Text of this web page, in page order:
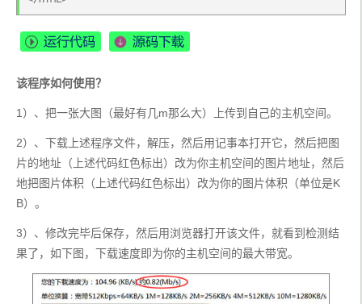
该程序如何使用？
1）、把一张大图（最好有几m那么大）上传到自己的主机空间。
2）、下载上述程序文件，解压，然后用记事本打开它，然后把图
片的地址（上述代码红色标出）改为你主机空间的图片地址，然后
地把图片体积（上述代码红色标出）改为你的图片体积（单位是K
B）。
3）、修改完毕后保存，然后用浏览器打开该文件，就看到检测结
果了，如下图，下载速度即为你的主机空间的最大带宽。